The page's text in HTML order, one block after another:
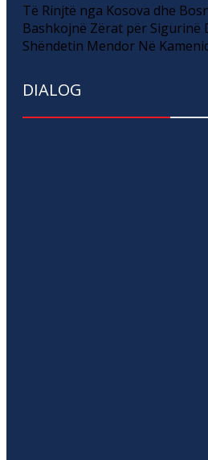
Të Rinjtë nga Kosova dhe
Bashkojnë Zërat për Sigurinë
Shëndetin Mendor Në
DIALOG